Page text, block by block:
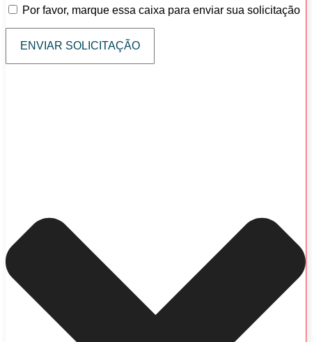
Por favor, marque essa caixa para enviar sua solicitação
ENVIAR SOLICITAÇÃO